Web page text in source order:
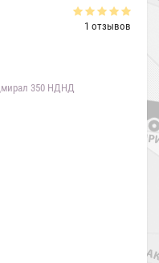
1 отзывов
350 НДНД